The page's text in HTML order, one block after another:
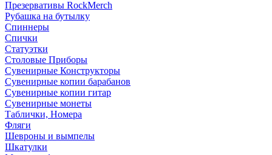
Презервативы RockMerch
Рубашка на бутылку
Спиннеры
Спички
Статуэтки
Столовые Приборы
Сувенирные Конструкторы
Сувенирные копии барабанов
Сувенирные копии гитар
Сувенирные монеты
Таблички, Номера
Фляги
Шевроны и вымпелы
Шкатулки